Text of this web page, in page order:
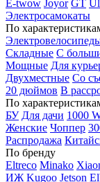
E-twow Joyor GT
Электросамокаты
По
Складные С
Мощные Для
Двухместные Со
20 дюймов В
По
БУ Для дачи 1000
Женские Чоппер
Распродажа
По бренду
Eltreco Minako
ИЖ Kugoo Jetson